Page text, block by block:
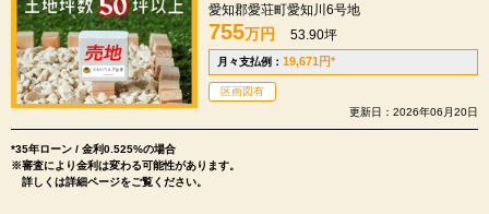
愛知郡愛荘町愛知川6号地
755万円 53.90坪
月々支払例：19,671円*
区画図有
更新日：2026年06月20日
*35年ローン / 金利0.525%の場合
※審査により金利は変わる可能性があります。
詳しくは詳細ページをご覧ください。